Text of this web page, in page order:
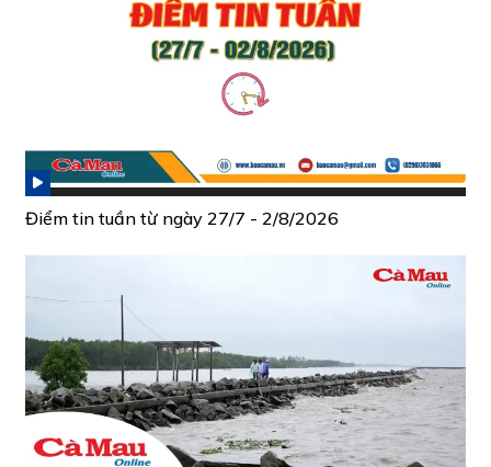
Điểm tin tuần từ ngày 27/7 - 2/8/2026